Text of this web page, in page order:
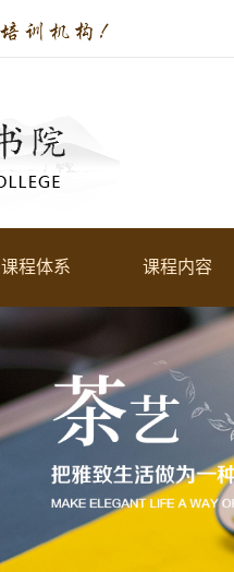
课程体系 课程内容
零起点初中级茶艺师培
高级茶艺师精修班
高级评茶员精修班
日本茶道体验课
茶学一对一自选课